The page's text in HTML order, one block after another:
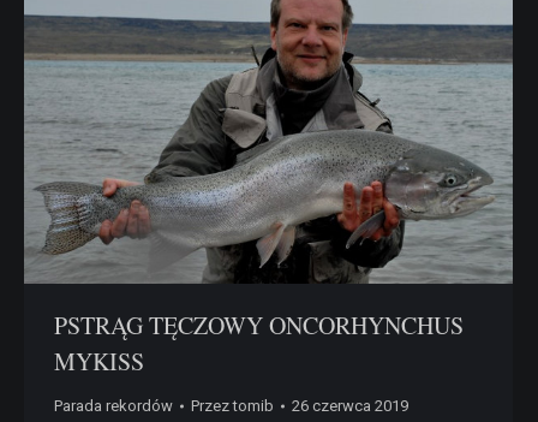
PSTRĄG TĘCZOWY ONCORHYNCHUS
MYKISS
Parada rekordów Przeztomib 26 czerwca 2019